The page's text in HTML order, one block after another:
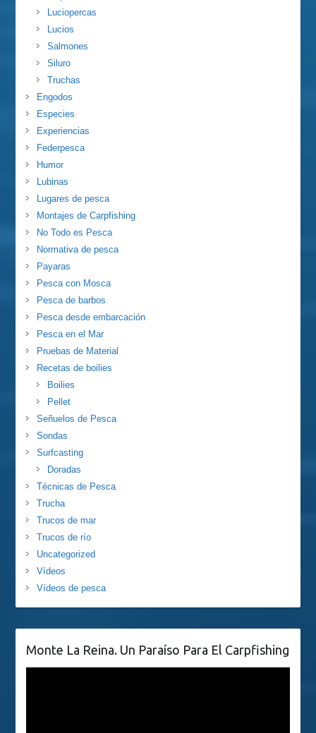
Luciopercas
Lucios
Salmones
Siluro
Truchas
Engodos
Especies
Experiencias
Federpesca
Humor
Lubinas
Lugares de pesca
Montajes de Carpfishing
No Todo es Pesca
Normativa de pesca
Payaras
Pesca con Mosca
Pesca de barbos
Pesca desde embarcación
Pesca en el Mar
Pruebas de Material
Recetas de boilies
Boilies
Pellet
Señuelos de Pesca
Sondas
Surfcasting
Doradas
Técnicas de Pesca
Trucha
Trucos de mar
Trucos de río
Uncategorized
Vídeos
Vídeos de pesca
Monte La Reina. Un Paraíso Para El Carpfishing